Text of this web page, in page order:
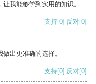
我能够学到实用的知识。
支持[0] 反对[0]
出更准确的选择。
支持[0] 反对[0]